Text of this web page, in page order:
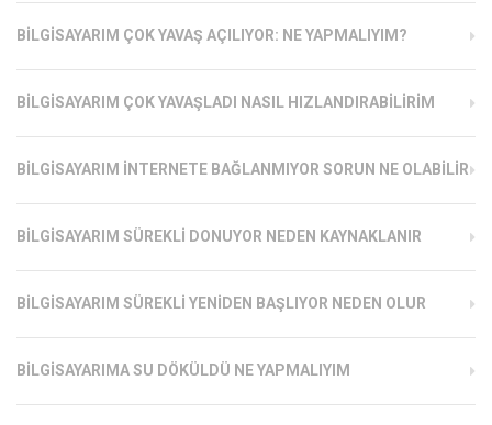
BILGISAYARIM ÇOK YAVAŞ AÇILIYOR: NE YAPMALIYIM?
BILGISAYARIM ÇOK YAVAŞLADI NASIL HIZLANDIRABILIRIM
BILGISAYARIM İNTERNETE BAĞLANMIYOR SORUN NE OLABILIR
BILGISAYARIM SÜREKLI DONUYOR NEDEN KAYNAKLANIR
BILGISAYARIM SÜREKLI YENIDEN BAŞLIYOR NEDEN OLUR
BILGISAYARIMA SU DÖKÜLDÜ NE YAPMALIYIM